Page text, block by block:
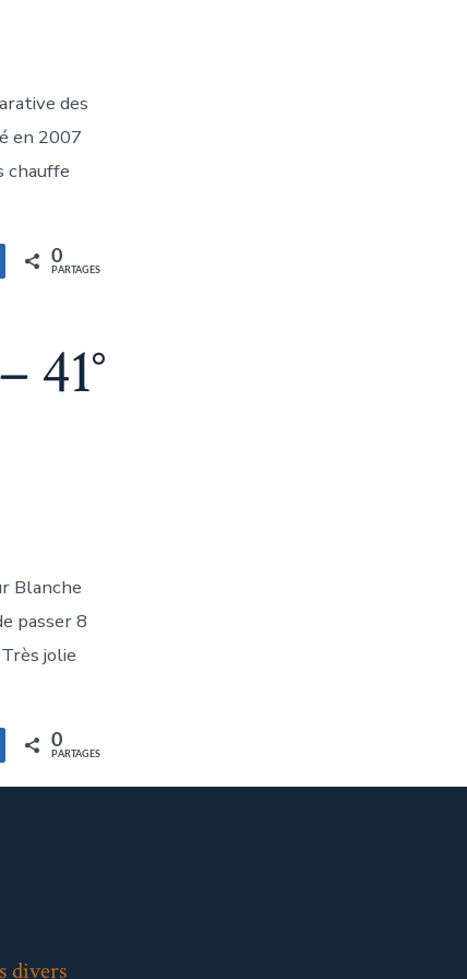
des
en 2007
chauffe
0
PARTAGES
41°
Blanche
passer 8
jolie
0
PARTAGES
divers